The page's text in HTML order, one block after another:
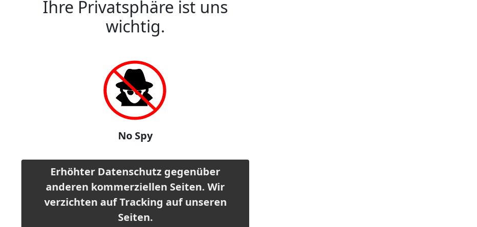
Ihre Privatsphäre ist uns
wichtig.
No Spy
Erhöhter Datenschutz gegenüber
anderen kommerziellen Seiten. Wir
verzichten auf Tracking auf unseren
Seiten.